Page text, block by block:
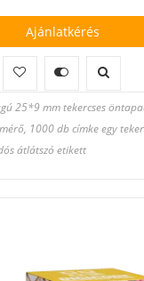
Ajánlatkérés
25*9 mm tekercses
1000 db címke egy
átlátszó etikett